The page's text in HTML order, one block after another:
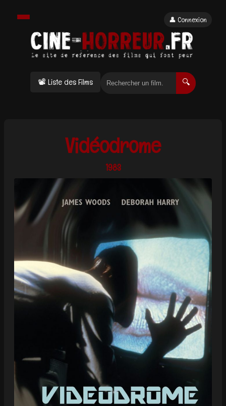
📽 Liste des Films 🔍
👤 Connexion
Vidéodrome
1983